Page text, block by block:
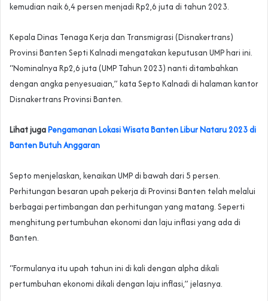
kemudian naik 6,4 persen menjadi Rp2,6 juta di tahun 2023.
Kepala Dinas Tenaga Kerja dan Transmigrasi (Disnakertrans)
Provinsi Banten Septi Kalnadi mengatakan keputusan UMP hari ini.
“Nominalnya Rp2,6 juta (UMP Tahun 2023) nanti ditambahkan
dengan angka penyesuaian,” kata Septo Kalnadi di halaman kantor
Disnakertrans Provinsi Banten.
Lihat jugaPengamanan Lokasi Wisata Banten Libur Nataru 2023 di
Banten Butuh Anggaran
Septo menjelaskan, kenaikan UMP di bawah dari 5 persen.
Perhitungan besaran upah pekerja di Provinsi Banten telah melalui
berbagai pertimbangan dan perhitungan yang matang. Seperti
menghitung pertumbuhan ekonomi dan laju inflasi yang ada di
Banten.
“Formulanya itu upah tahun ini di kali dengan alpha dikali
pertumbuhan ekonomi dikali dengan laju inflasi,” jelasnya.